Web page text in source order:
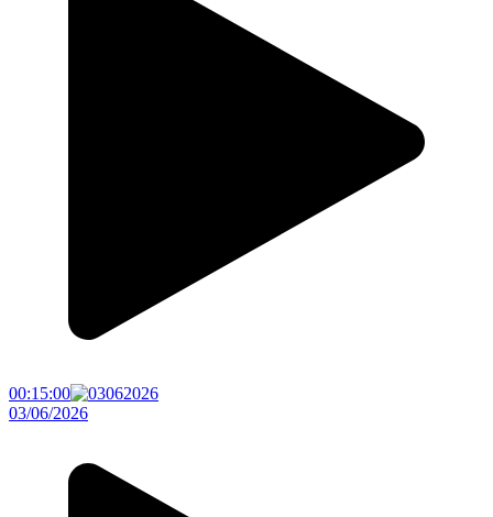
00:15:00
03/06/2026